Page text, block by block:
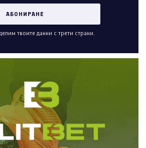
твоите данни с трети страни.